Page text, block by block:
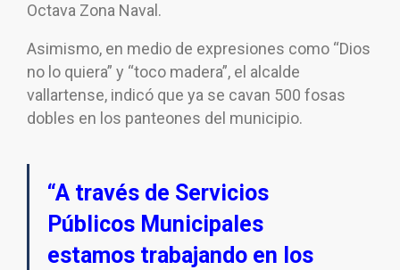
Octava Zona Naval.
Asimismo, en medio de expresiones como “Dios
no lo quiera” y “toco madera”, el alcalde
vallartense, indicó que ya se cavan 500 fosas
dobles en los panteones del municipio.
“A través de Servicios
Públicos Municipales
estamos trabajando en los